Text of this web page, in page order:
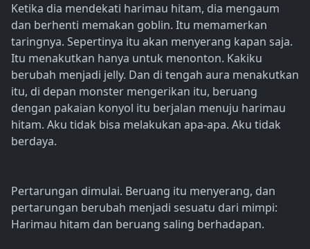
Ketika dia mendekati harimau hitam, dia mengaum
dan berhenti memakan goblin. Itu memamerkan
taringnya. Sepertinya itu akan menyerang kapan saja.
Itu menakutkan hanya untuk menonton. Kakiku
berubah menjadi jelly. Dan di tengah aura menakutkan
itu, di depan monster mengerikan itu, beruang
dengan pakaian konyol itu berjalan menuju harimau
hitam. Aku tidak bisa melakukan apa-apa. Aku tidak
berdaya.
Pertarungan dimulai. Beruang itu menyerang, dan
pertarungan berubah menjadi sesuatu dari mimpi:
Harimau hitam dan beruang saling berhadapan.